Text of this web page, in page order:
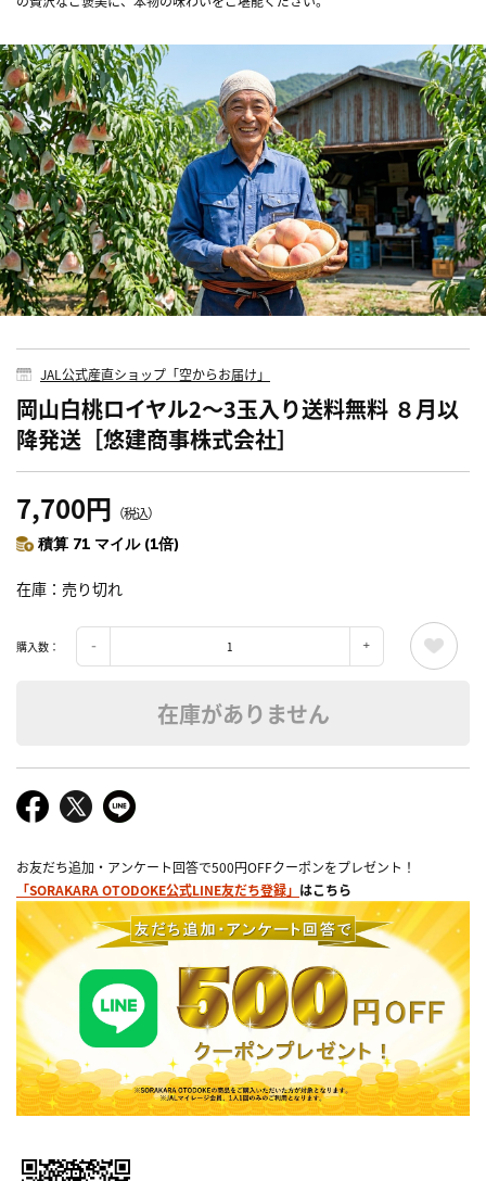
JAL公式産直ショップ「空からお届け」
岡山白桃ロイヤル2～3玉入り送料無料 ８月以
降発送［悠建商事株式会社］
7,700円 （税込）
積算 71 マイル (1倍)
在庫 売り切れ
購入数：
在庫がありません
お友だち追加・アンケート回答で500円OFFクーポンをプレゼント！
「SORAKARA OTODOKE公式LINE友だち登録」 はこちら